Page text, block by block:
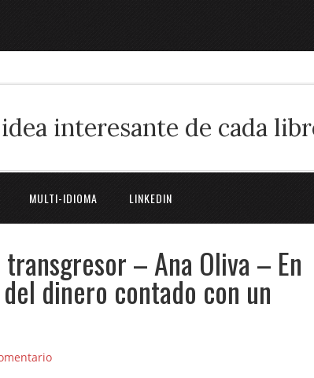
interesante de cada
MULTI-IDIOMA LINKEDIN
– Ana Oliva – En
dinero contado con un